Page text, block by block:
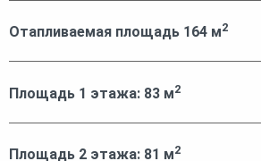
Отапливаемая площадь 164 м2
Площадь 1 этажа: 83 м2
Площадь 2 этажа: 81 м2